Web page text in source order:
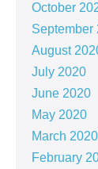
October
September
August
July 2020
June 2020
May 2020
March 2020
February